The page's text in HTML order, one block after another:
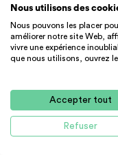
AGENCE COLOCATION
Chambre 3 - DRAPEAU
Nous utilisons des
Nous pouvons les placer
améliorer notre site Web,
vivre une expérience
que nous utilisons, ouvrez
Accepter tout
Refuser